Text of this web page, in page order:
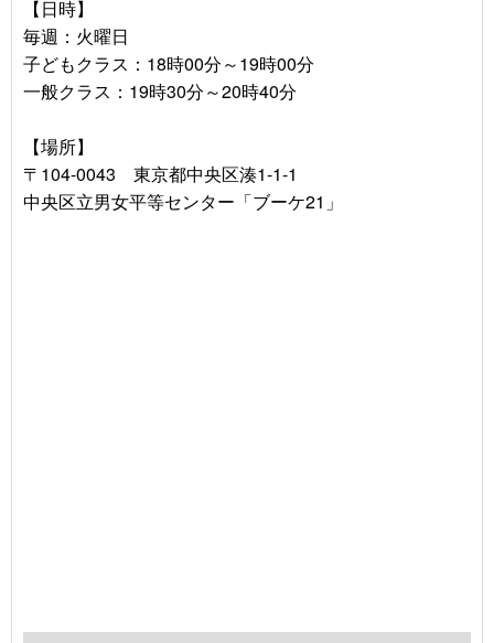
【日時】
毎週：火曜日
子どもクラス：18時00分～19時00分
一般クラス：19時30分～20時40分
【場所】
〒104-0043 東京都中央区湊1-1-1
中央区立男女平等センター「ブーケ21」